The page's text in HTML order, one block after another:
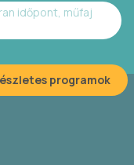
időpont, műfaj
programok